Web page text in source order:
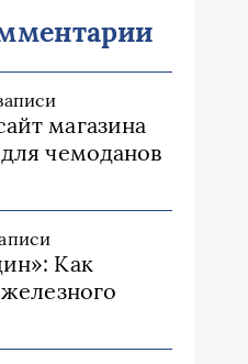
магазина
чемоданов
Как